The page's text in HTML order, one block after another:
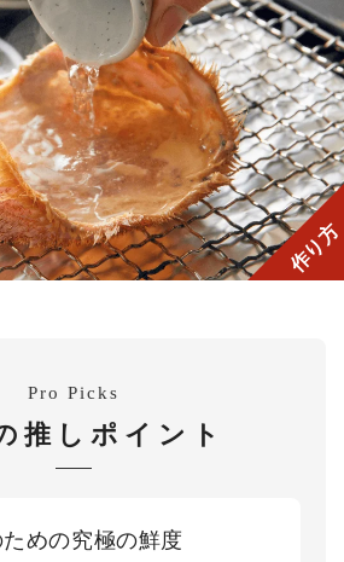
作り方
Pro Picks
推しポイント
めの究極の鮮度